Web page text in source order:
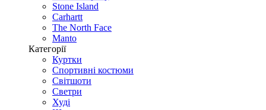
Stone Island
Carhartt
The North Face
Manto
Категорії
Куртки
Спортивні костюми
Світшоти
Светри
Худі